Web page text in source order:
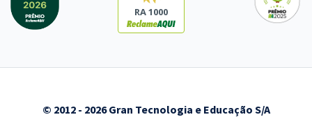
RA 1000
© 2012 - 2026 Gran Tecnologia e Educação S/A